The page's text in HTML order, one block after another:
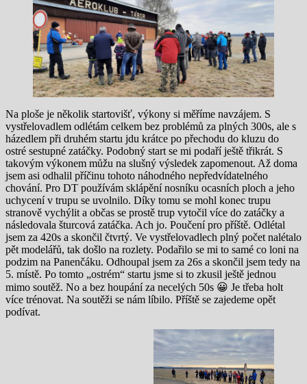
Na ploše je několik startovišť, výkony si měříme navzájem. S
vystřelovadlem odlétám celkem bez problémů za plných 300s, ale s
házedlem při druhém startu jdu krátce po přechodu do kluzu do
ostré sestupné zatáčky. Podobný start se mi podaří ještě třikrát. S
takovým výkonem můžu na slušný výsledek zapomenout. Až doma
jsem asi odhalil příčinu tohoto náhodného nepředvídatelného
chování. Pro DT používám sklápění nosníku ocasních ploch a jeho
uchycení v trupu se uvolnilo. Díky tomu se mohl konec trupu
stranově vychýlit a občas se prostě trup vytočil více do zatáčky a
následovala šturcová zatáčka. Ach jo. Poučení pro příště. Odlétal
jsem za 420s a skončil čtvrtý. Ve vystřelovadlech plný počet nalétalo
pět modelářů, tak došlo na rozlety. Podařilo se mi to samé co loni na
podzim na Panenčáku. Odhoupal jsem za 26s a skončil jsem tedy na
5. místě. Po tomto „ostrém“ startu jsme si to zkusil ještě jednou
mimo soutěž. No a bez houpání za necelých 50s 😀 Je třeba holt
více trénovat. Na soutěži se nám líbilo. Příště se zajedeme opět
podívat.